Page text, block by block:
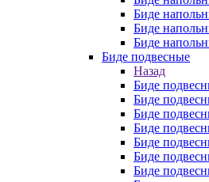
Биде
Биде
Биде
Биде подвесные
Назад
Биде
Биде
Биде
Биде
Биде
Биде
Биде